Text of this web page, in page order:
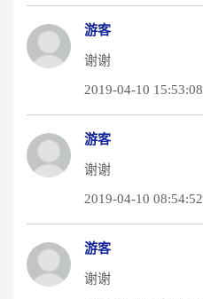
游客
谢谢
2019-04-10 15:53:08
游客
谢谢
2019-04-10 08:54:52
游客
谢谢